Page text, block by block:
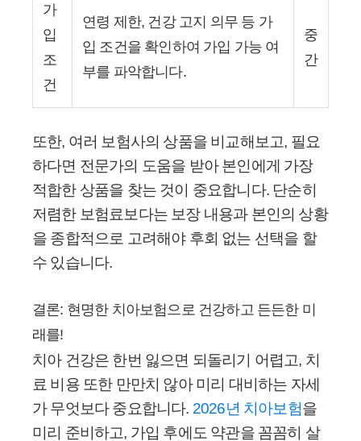
가
입
조
건
연령 제한, 건강 고지 의무 등 가
입 조건을 확인하여 가입 가능 여
부를 파악합니다.
중
간
또한, 여러 보험사의 상품을 비교해보고, 필요
하다면 전문가의 도움을 받아 본인에게 가장
적합한 상품을 찾는 것이 중요합니다. 단순히
저렴한 보험료보다는 보장 내용과 본인의 상황
을 종합적으로 고려해야 후회 없는 선택을 할
수 있습니다.
결론: 현명한 치아보험으로 건강하고 든든한 미
래를!
치아 건강은 한번 잃으면 되돌리기 어렵고, 치
료 비용 또한 만만치 않아 미리 대비하는 자세
가 무엇보다 중요합니다. 2026년 치아보험을
미리 준비하고, 가입 후에도 약관을 꼼꼼히 살